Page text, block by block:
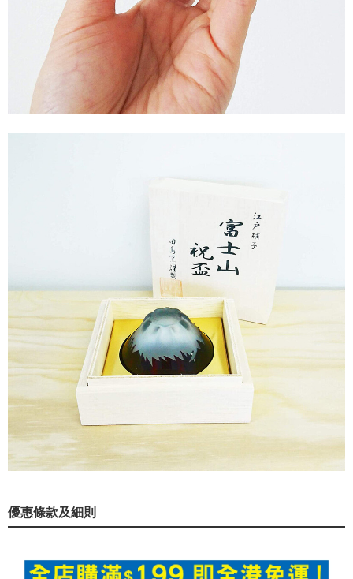
優惠條款及細則